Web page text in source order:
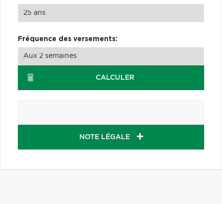
Fréquence des versements:
CALCULER
NOTE LÉGALE